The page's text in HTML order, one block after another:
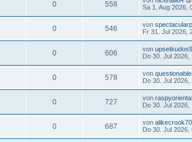
0 558
Sa 1. Aug 2026,
0 546 von
Fr 31. Jul 2026,
0 606 von
Do 30. Jul 2026,
0 578 von
Do 30. Jul 2026,
0 727 von
Do 30. Jul 2026,
0 687 von alikecrook70
Do 30. Jul 2026,